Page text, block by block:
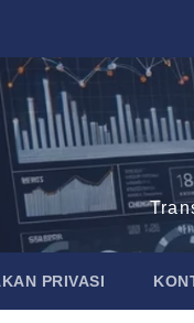
PRIVASI